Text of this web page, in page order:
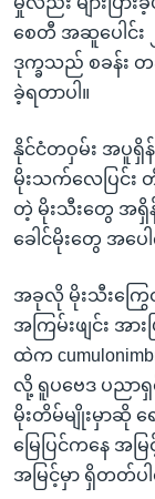
စေတီ အဆူပေါင်း
ဒုက္ခသည် စခန်း
ခဲ့ရတာပါ။
နိုင်ငံတဝှမ်း အပူရှိန်
မိုးသက်လေပြင်း
တဲ့ မိုးသီးတွေ အရှိန်
ခေါင်မိုးတွေ အပေ
အခုလို မိုးသီးကြွ
အကြမ်းဖျင်း အ
ထဲက
လို့ ရူပဗေဒ ပညာ
မိုးတိမ်မျိုးမှာဆို
မြေပြင်ကနေ အ
အမြင့်မှာ ရှိတတ်ပ